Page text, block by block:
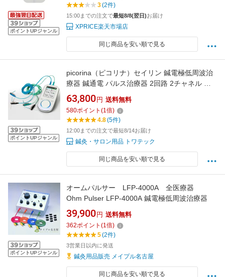
ポイントUPジャンル
3(2件)
15:00までの注文で最短8/8(翌日)お届け
XPRICE楽天市場店
同じ商品を安い順で見る
ポイントUPジャンル
picorina（ピコリナ）セイリン 鍼電極低周波治
療器 鍼通電 パルス治療器 2回路 2チャネル 軽
量 効果 疲労 痛み 人気 安い
63,800 円 送料無料
580ポイント (1倍)
4.8(5件)
12:00までの注文で最短8/14お届け
鍼灸・サロン用品 トワテック
同じ商品を安い順で見る
ポイントUPジャンル
オームパルサー LFP-4000A 全医療器
Ohm Pulser LFP-4000A 鍼電極低周波治療器
39,900 円 送料無料
362ポイント (1倍)
5(2件)
3営業日以内に発送
鍼灸用品販売 メイプル名古屋
同じ商品を安い順で見る